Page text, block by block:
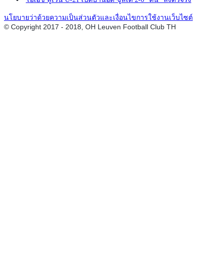
นโยบายว่าด้วยความเป็นส่วนตัวและเงื่อนไขการใช้งานเว็บไซต์
© Copyright 2017 - 2018, OH Leuven Football Club TH